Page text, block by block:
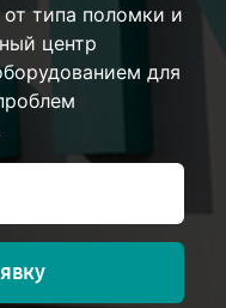
типа поломки и
центр
для